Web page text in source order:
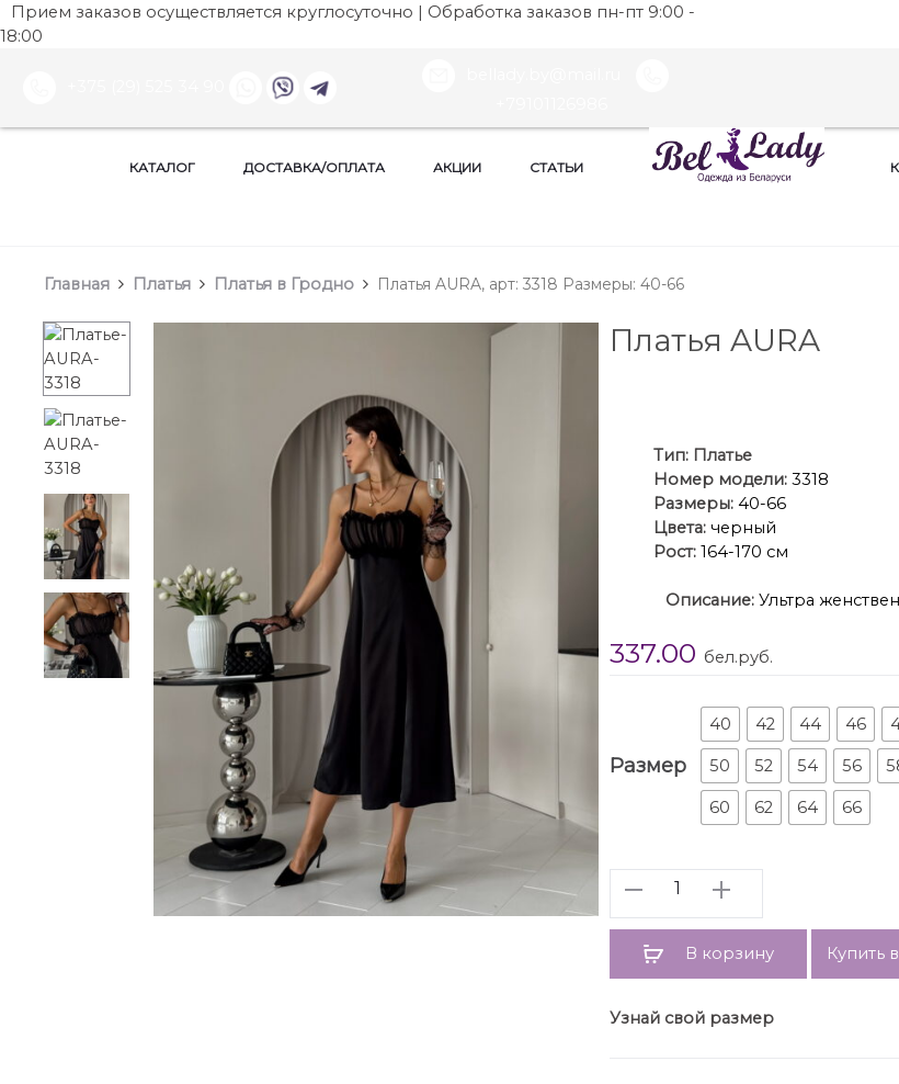
Прием заказов осуществляется круглосуточно | Обработка заказов пн-пт 9:00 -
18:00
КАТАЛОГ ДОСТАВКА/ОПЛАТА АКЦИИ СТАТЬИ
Главная Платья Платья в Гродно Платья AURA, арт: 3318 Размеры: 40-66
Платья AURA
Тип: Платье
Номер модели:3318
Размеры: 40-66
Цвета:черный
Рост: 164-170 см
Описание: Ультра
груди в виде чашечек с
на потайную молнию. Платье
337.00 бел.руб.
Размер
40 42 44 46
50 52 54 56
60 62 64 66
Количество
В корзину Купить
Узнай свой размер